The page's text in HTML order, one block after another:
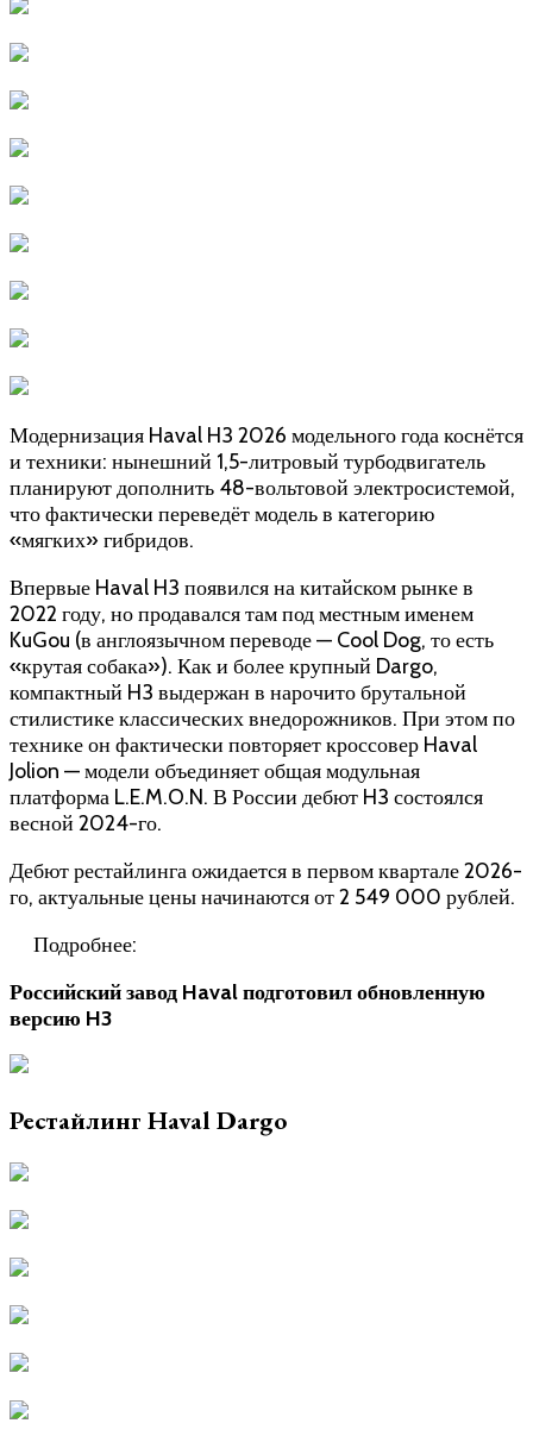
Модернизация Haval H3 2026 модельного года коснётся
и техники: нынешний 1,5-литровый турбодвигатель
планируют дополнить 48-вольтовой электросистемой,
что фактически переведёт модель в категорию
«мягких» гибридов.
Впервые Haval H3 появился на китайском рынке в
2022 году, но продавался там под местным именем
KuGou (в англоязычном переводе — Cool Dog, то есть
«крутая собака»). Как и более крупный Dargo,
компактный H3 выдержан в нарочито брутальной
стилистике классических внедорожников. При этом по
технике он фактически повторяет кроссовер Haval
Jolion — модели объединяет общая модульная
платформа L.E.M.O.N. В России дебют H3 состоялся
весной 2024-го.
Дебют рестайлинга ожидается в первом квартале 2026-
го, актуальные цены начинаются от 2 549 000 рублей.
Подробнее:
Российский завод Haval подготовил обновленную
версию H3
Рестайлинг Haval Dargo